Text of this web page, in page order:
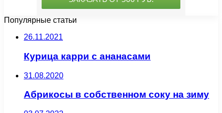
Популярные статьи
26.11.2021
Курица карри с ананасами
31.08.2020
Абрикосы в собственном соку на зиму